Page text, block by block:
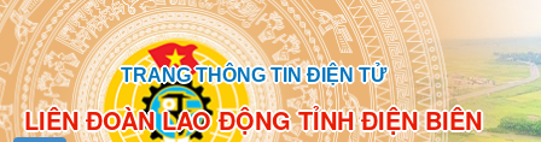
TRANG THÔNG TIN ĐIỆN TỬ
LIÊN ĐOÀN LAO ĐỘNG TỈNH ĐIỆN BIÊN